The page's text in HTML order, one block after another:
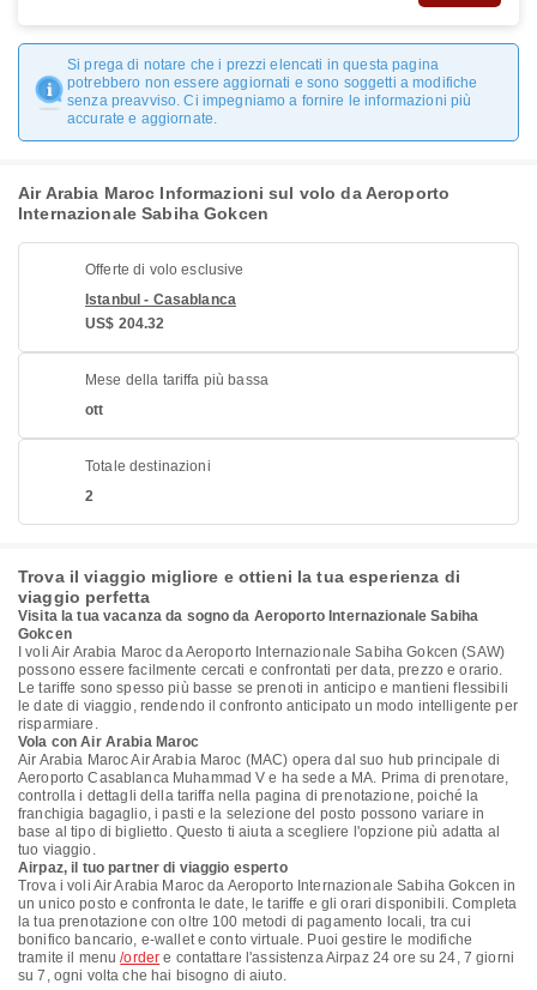
Si prega di notare che i prezzi elencati in questa pagina
potrebbero non essere aggiornati e sono soggetti a modifiche
senza preavviso. Ci impegniamo a fornire le informazioni più
accurate e aggiornate.
Air Arabia Maroc Informazioni sul volo da Aeroporto
Internazionale Sabiha Gokcen
Offerte di volo esclusive
Istanbul - Casablanca
US$ 204.32
Mese della tariffa più bassa
ott
Totale destinazioni
2
Trova il viaggio migliore e ottieni la tua esperienza di
viaggio perfetta
Visita la tua vacanza da sogno da Aeroporto Internazionale Sabiha
Gokcen
I voli Air Arabia Maroc da Aeroporto Internazionale Sabiha Gokcen (SAW)
possono essere facilmente cercati e confrontati per data, prezzo e orario.
Le tariffe sono spesso più basse se prenoti in anticipo e mantieni flessibili
le date di viaggio, rendendo il confronto anticipato un modo intelligente per
risparmiare.
Vola con Air Arabia Maroc
Air Arabia Maroc Air Arabia Maroc (MAC) opera dal suo hub principale di
Aeroporto Casablanca Muhammad V e ha sede a MA. Prima di prenotare,
controlla i dettagli della tariffa nella pagina di prenotazione, poiché la
franchigia bagaglio, i pasti e la selezione del posto possono variare in
base al tipo di biglietto. Questo ti aiuta a scegliere l'opzione più adatta al
tuo viaggio.
Airpaz, il tuo partner di viaggio esperto
Trova i voli Air Arabia Maroc da Aeroporto Internazionale Sabiha Gokcen in
un unico posto e confronta le date, le tariffe e gli orari disponibili. Completa
la tua prenotazione con oltre 100 metodi di pagamento locali, tra cui
bonifico bancario, e-wallet e conto virtuale. Puoi gestire le modifiche
tramite il menu/order e contattare l'assistenza Airpaz 24 ore su 24, 7 giorni
su 7, ogni volta che hai bisogno di aiuto.